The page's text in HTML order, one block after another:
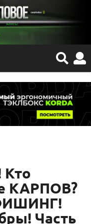
Кто
КАРПОВ?
Часть